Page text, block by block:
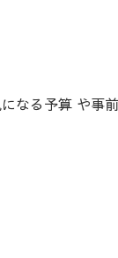
なる予算 や事